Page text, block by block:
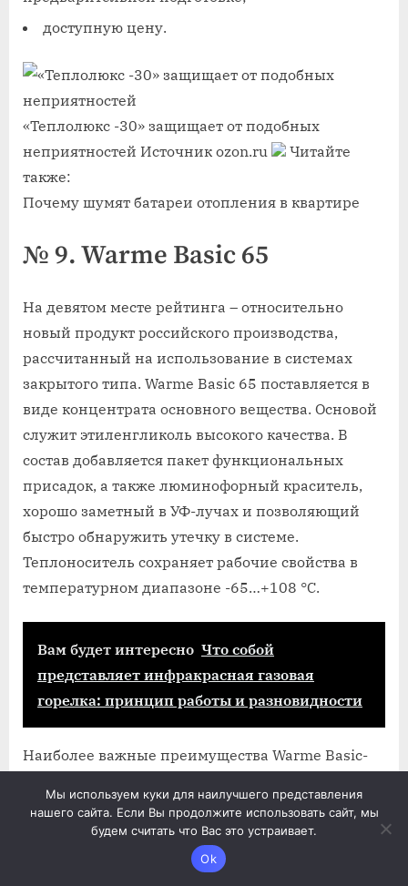
доступную цену.
«Теплолюкс -30» защищает от подобных
неприятностей Источник ozon.ru
Читайте
также:
Почему шумят батареи отопления в квартире
№ 9. Warme Basic 65
На девятом месте рейтинга – относительно
новый продукт российского производства,
рассчитанный на использование в системах
закрытого типа. Warme Basic 65 поставляется в
виде концентрата основного вещества. Основой
служит этиленгликоль высокого качества. В
состав добавляется пакет функциональных
присадок, а также люминофорный краситель,
хорошо заметный в УФ-лучах и позволяющий
быстро обнаружить утечку в системе.
Теплоноситель сохраняет рабочие свойства в
температурном диапазоне -65…+108 °С.
Вам будет интересно Что собой
представляет инфракрасная газовая
горелка: принцип работы и разновидности
Наиболее важные преимущества Warme Basic-
Температура кристаллизации регулируется
путем разбавления водой.
Мы используем куки для наилучшего представления
нашего сайта. Если Вы продолжите использовать сайт, мы
будем считать что Вас это устраивает.
Ok